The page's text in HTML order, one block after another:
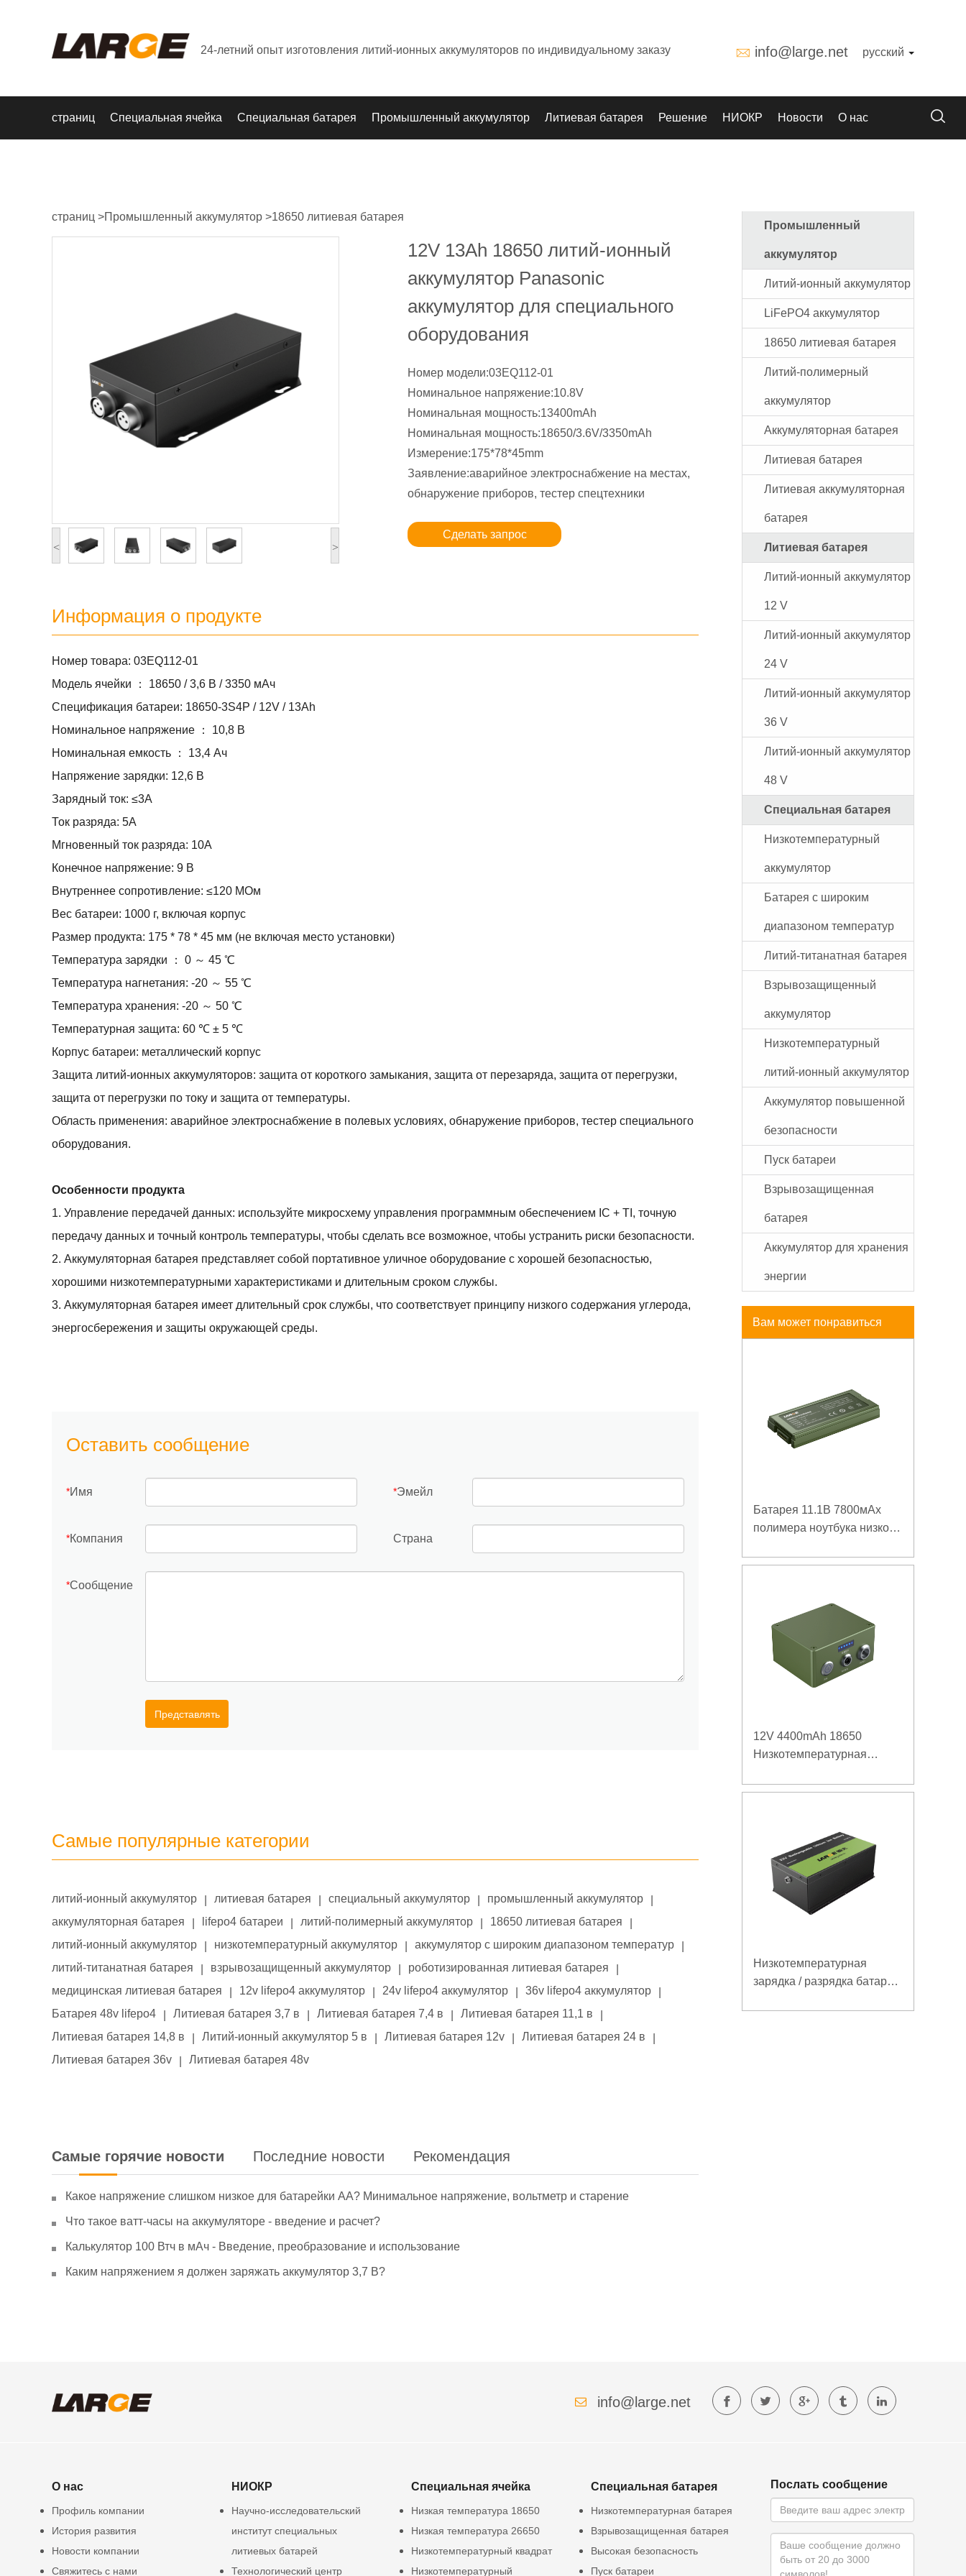
24-летний опыт изготовления литий-ионных аккумуляторов по индивидуальному заказу info@large.net русский
страниц Специальная ячейка Специальная батарея Промышленный аккумулятор Литиевая батарея Решение НИОКР Новости О нас
страниц >Промышленный аккумулятор >18650 литиевая батарея
12V 13Ah 18650 литий-ионный
аккумулятор Panasonic
аккумулятор для специального
оборудования
Номер модели:03EQ112-01
Номинальное напряжение:10.8V
Номинальная мощность:13400mAh
Номинальная мощность:18650/3.6V/3350mAh
Измерение:175*78*45mm
Заявление:аварийное электроснабжение на местах,
обнаружение приборов, тестер спецтехники
Сделать запрос
<
>
Информация о продукте
Номер товара: 03EQ112-01
Модель ячейки ： 18650 / 3,6 В / 3350 мАч
Спецификация батареи: 18650-3S4P / 12V / 13Ah
Номинальное напряжение ： 10,8 В
Номинальная емкость ： 13,4 Ач
Напряжение зарядки: 12,6 В
Зарядный ток: ≤3A
Ток разряда: 5А
Мгновенный ток разряда: 10А
Конечное напряжение: 9 В
Внутреннее сопротивление: ≤120 МОм
Вес батареи: 1000 г, включая корпус
Размер продукта: 175 * 78 * 45 мм (не включая место установки)
Температура зарядки ： 0 ～ 45 ℃
Температура нагнетания: -20 ～ 55 ℃
Температура хранения: -20 ～ 50 ℃
Температурная защита: 60 ℃ ± 5 ℃
Корпус батареи: металлический корпус
Защита литий-ионных аккумуляторов: защита от короткого замыкания, защита от перезаряда, защита от перегрузки,
защита от перегрузки по току и защита от температуры.
Область применения: аварийное электроснабжение в полевых условиях, обнаружение приборов, тестер специального
оборудования.
Особенности продукта
1. Управление передачей данных: используйте микросхему управления программным обеспечением IC + TI, точную
передачу данных и точный контроль температуры, чтобы сделать все возможное, чтобы устранить риски безопасности.
2. Аккумуляторная батарея представляет собой портативное уличное оборудование с хорошей безопасностью,
хорошими низкотемпературными характеристиками и длительным сроком службы.
3. Аккумуляторная батарея имеет длительный срок службы, что соответствует принципу низкого содержания углерода,
энергосбережения и защиты окружающей среды.
Оставить сообщение
*Имя *Эмейл
*Компания Страна
*Сообщение
Представлять
Самые популярные категории
литий-ионный аккумулятор литиевая батарея специальный аккумулятор промышленный аккумулятор
аккумуляторная батарея
lifepo4 батареи литий-полимерный аккумулятор 18650 литиевая батарея
литий-ионный аккумулятор
низкотемпературный аккумулятор аккумулятор с широким диапазоном температур
литий-титанатная батарея
взрывозащищенный аккумулятор роботизированная литиевая батарея
медицинская литиевая батарея
12v lifepo4 аккумулятор 24v lifepo4 аккумулятор 36v lifepo4 аккумулятор
Батарея 48v lifepo4
Литиевая батарея 3,7 в Литиевая батарея 7,4 в Литиевая батарея 11,1 в
Литиевая батарея 14,8 в
Литий-ионный аккумулятор 5 в Литиевая батарея 12v Литиевая батарея 24 в
Литиевая батарея 36v
Литиевая батарея 48v
Самые горячие новости Последние новости Рекомендация
Какое напряжение слишком низкое для батарейки АА? Минимальное напряжение, вольтметр и старение
Что такое ватт-часы на аккумуляторе - введение и расчет?
Калькулятор 100 Втч в мАч - Введение, преобразование и использование
Каким напряжением я должен заряжать аккумулятор 3,7 В?
Промышленный
аккумулятор
Литий-ионный аккумулятор
LiFePO4 аккумулятор
18650 литиевая батарея
Литий-полимерный
аккумулятор
Аккумуляторная батарея
Литиевая батарея
Литиевая аккумуляторная
батарея
Литиевая батарея
Литий-ионный аккумулятор
12 V
Литий-ионный аккумулятор
24 V
Литий-ионный аккумулятор
36 V
Литий-ионный аккумулятор
48 V
Специальная батарея
Низкотемпературный
аккумулятор
Батарея с широким
диапазоном температур
Литий-титанатная батарея
Взрывозащищенный
аккумулятор
Низкотемпературный
литий-ионный аккумулятор
Аккумулятор повышенной
безопасности
Пуск батареи
Взрывозащищенная
батарея
Аккумулятор для хранения
энергии
Вам может понравиться
Батарея 11.1В 7800мАх
полимера ноутбука низкой
плотности энергии
12V 4400mAh 18650
Низкотемпературная
усиленного источника
Низкотемпературная
зарядка / разрядка батареи
info@large.net
О нас
Профиль компании
История развития
Новости компании
Свяжитесь с нами
НИОКР
Научно-исследовательский
институт специальных
литиевых батарей
Технологический центр
Специальная ячейка
Низкая температура 18650
Низкая температура 26650
Низкотемпературный квадрат
Низкотемпературный
Специальная батарея
Низкотемпературная батарея
Взрывозащищенная батарея
Высокая безопасность
Пуск батареи
Послать сообщение